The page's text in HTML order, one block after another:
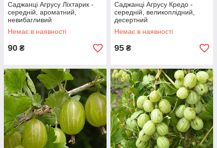
Саджанці Агрусу Ліхтарик -
середній, ароматний,
невибагливий
Немає в наявності
90 ₴
Саджанці Агрусу Кредо -
середній, великоплідний,
десертний
Немає в наявності
95 ₴